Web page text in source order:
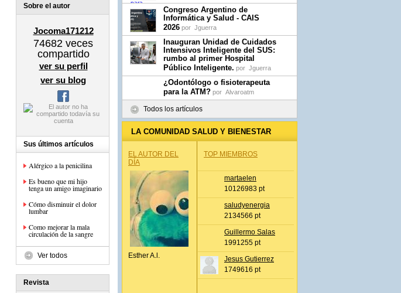
Sobre el autor
Jocoma171212
74682 veces
compartido
ver su perfil
ver su blog
Sus últimos artículos
Alérgico a la penicilina
Es bueno que mi hijo
tenga un amigo imaginario
Cómo disminuir el dolor
lumbar
Como mejorar la mala
circulación de la sangre
Ver todos
Revista
Congreso Argentino de
Informática y Salud - CAIS
2026 por Jguerra
Inauguran Unidad de Cuidados
Intensivos Inteligente del SUS:
rumbo al primer Hospital
Público Inteligente. por Jguerra
¿Odontólogo o fisioterapeuta
para la ATM? por Alvaroatm
Todos los artículos
LA COMUNIDAD SALUD Y BIENESTAR
EL AUTOR DEL
DÍA
Esther A.l.
TOP MIEMBROS
martaelen
10126983 pt
saludyenergia
2134566 pt
Guillermo Salas
1991255 pt
Jesus Gutierrez
1749616 pt